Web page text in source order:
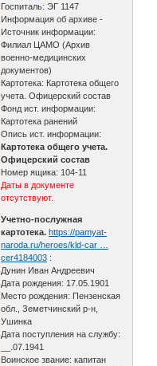
Госпиталь: ЭГ 1147
Информация об архиве -
Источник информации:
Филиал ЦАМО (Архив
военно-медицинских
документов)
Картотека: Картотека общего
учета. Офицерский состав
Фонд ист. информации:
Картотека ранений
Опись ист. информации:
Картотека общего учета.
Офицерский состав
Номер ящика: 104-11
Даты в документе
отсутствуют.
Учетно-послужная
картотека. https://pamyat-
naroda.ru/heroes/kld-car …
cer4184003 :
Дунин Иван Андреевич
Дата рождения: 17.05.1901
Место рождения: Пензенская
обл., Земетчинский р-н,
Ушинка
Дата поступления на службу:
__.07.1941
Воинское звание: капитан